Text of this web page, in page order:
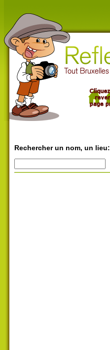
Rechercher un nom, un lieu: